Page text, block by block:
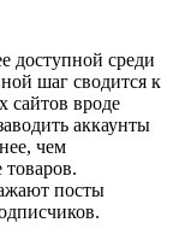
доступной среди
шаг сводится к
вроде
аккаунты
чем
посты